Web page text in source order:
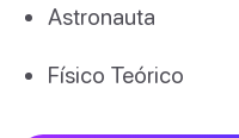
Astronauta
Físico Teórico